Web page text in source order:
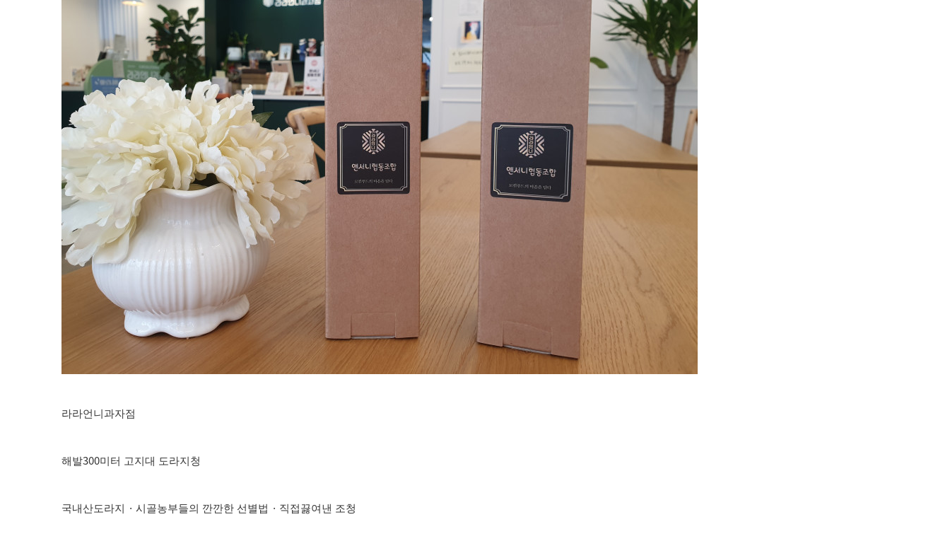
라라언니과자점
해발300미터 고지대 도라지청
국내산도라지 · 시골농부들의 깐깐한 선별법 · 직접끓여낸 조청